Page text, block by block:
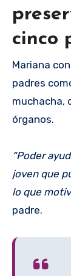
cinco
Mariana
padres
muchacha,
órganos.
“Poder
joven que
lo que
padre.